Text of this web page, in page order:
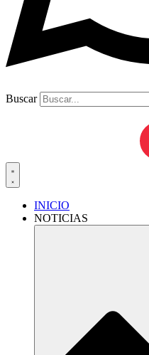
Buscar
INICIO
NOTICIAS